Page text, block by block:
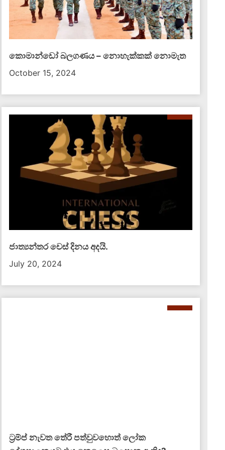
කොමාන්ඩෝ බලගණය – නොහැක්කක් නොමැත​
October 15, 2024
ජාත්‍යන්තර චෙස් දිනය අදයි.
July 20, 2024
ට්‍රම්ප් නැවත තේරී පත්වුවහොත් ලෝක